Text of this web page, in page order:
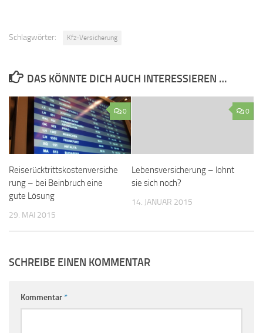
Schlagwörter: Kfz-Versicherung
DAS KÖNNTE DICH AUCH INTERESSIEREN …
0
Reiserücktrittskostenversiche
rung – bei Beinbruch eine
gute Lösung
29. MAI 2015
0
Lebensversicherung – lohnt
sie sich noch?
14. JANUAR 2015
SCHREIBE EINEN KOMMENTAR
Kommentar*